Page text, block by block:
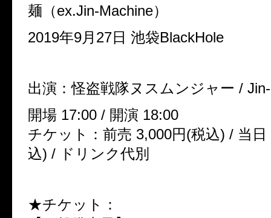
麺（ex.Jin-Machine）
2019年9月27日 池袋BlackHole
出演：怪盗戦隊ヌスムンジャー /
開場 17:00 / 開演 18:00
チケット：前売 3,000円(税込) / 当日
込) / ドリンク代別
★チケット：